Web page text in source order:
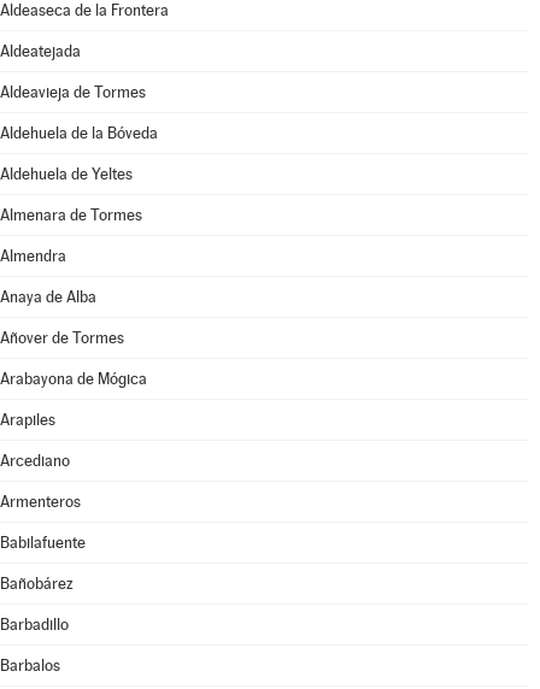
Aldeaseca de la Frontera
Aldeatejada
Aldeavieja de Tormes
Aldehuela de la Bóveda
Aldehuela de Yeltes
Almenara de Tormes
Almendra
Anaya de Alba
Añover de Tormes
Arabayona de Mógica
Arapiles
Arcediano
Armenteros
Babilafuente
Bañobárez
Barbadillo
Barbalos